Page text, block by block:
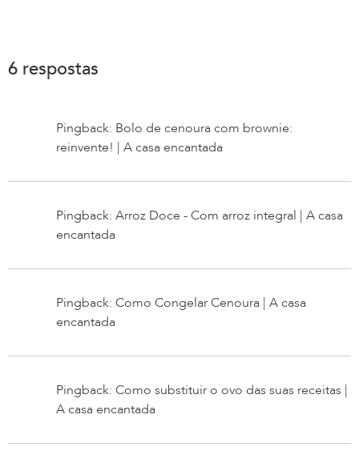
6 respostas
Pingback: Bolo de cenoura com brownie:
reinvente! | A casa encantada
Pingback: Arroz Doce - Com arroz integral | A casa
encantada
Pingback: Como Congelar Cenoura | A casa
encantada
Pingback: Como substituir o ovo das suas receitas |
A casa encantada